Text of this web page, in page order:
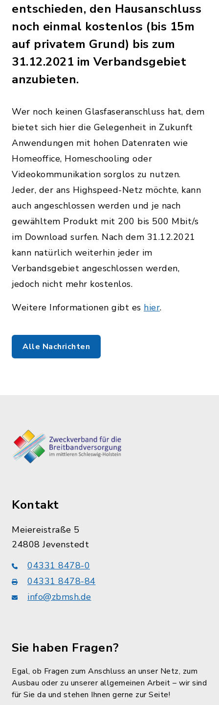
entschieden, den Hausanschluss
noch einmal kostenlos (bis 15m
auf privatem Grund) bis zum
31.12.2021 im Verbandsgebiet
anzubieten.
Wer noch keinen Glasfaseranschluss hat, dem
bietet sich hier die Gelegenheit in Zukunft
Anwendungen mit hohen Datenraten wie
Homeoffice, Homeschooling oder
Videokommunikation sorglos zu nutzen.
Jeder, der ans Highspeed-Netz möchte, kann
auch angeschlossen werden und je nach
gewähltem Produkt mit 200 bis 500 Mbit/s
im Download surfen. Nach dem 31.12.2021
kann natürlich weiterhin jeder im
Verbandsgebiet angeschlossen werden,
jedoch nicht mehr kostenlos.
Weitere Informationen gibt es hier.
Alle Nachrichten
Kontakt
Meiereistraße 5
24808 Jevenstedt
04331 8478-0
04331 8478-84
info@zbmsh.de
Sie haben Fragen?
Egal, ob Fragen zum Anschluss an unser Netz, zum
Ausbau oder zu unserer allgemeinen Arbeit – wir sind
für Sie da und stehen Ihnen gerne zur Seite!